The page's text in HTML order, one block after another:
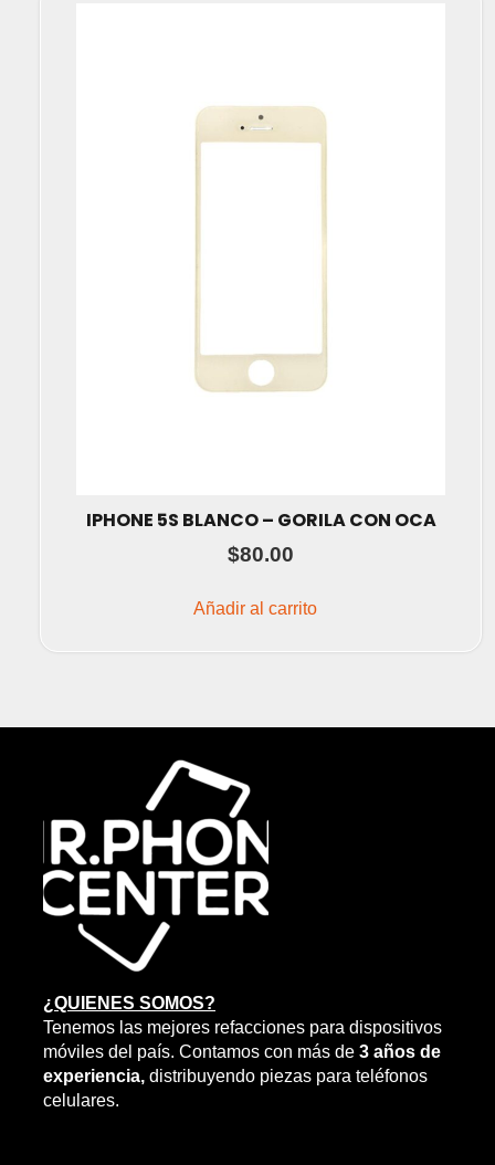
IPHONE 5S BLANCO – GORILA CON OCA
$80.00
Añadir al carrito
¿QUIENES SOMOS?
Tenemos las mejores refacciones para dispositivos
móviles del país. Contamos con más de 3 años de
experiencia, distribuyendo piezas para teléfonos
celulares.